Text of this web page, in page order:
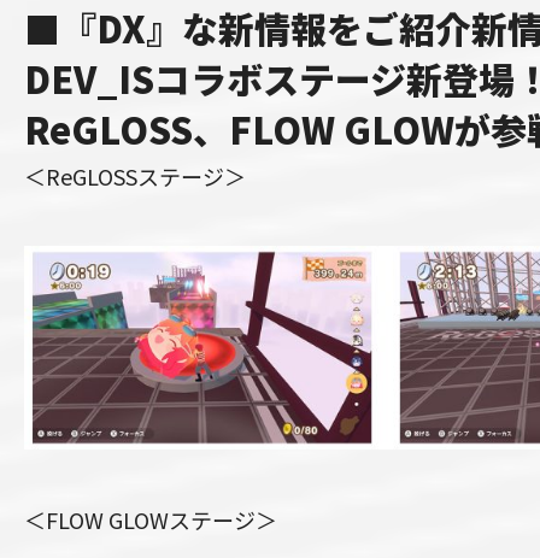
■『DX』な新情報をご紹介新
DEV_ISコラボステージ新登場
ReGLOSS、FLOW GLOWが
＜ReGLOSSステージ＞
＜FLOW GLOWステージ＞